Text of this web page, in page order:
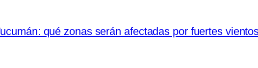
qué zonas serán afectadas por fuertes